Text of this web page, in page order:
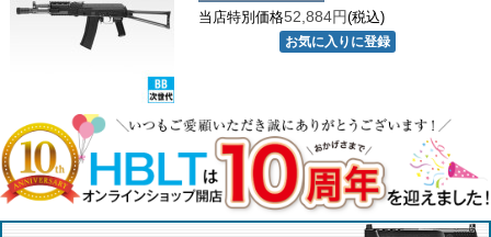
当店特別価格52,884円(税込)